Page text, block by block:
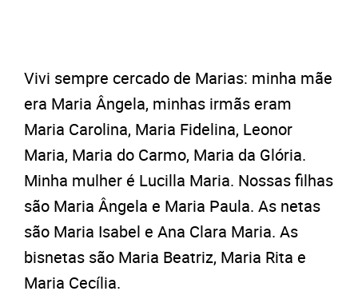
Vivi sempre cercado de Marias: minha mãe
era Maria Ângela, minhas irmãs eram
Maria Carolina, Maria Fidelina, Leonor
Maria, Maria do Carmo, Maria da Glória.
Minha mulher é Lucilla Maria. Nossas filhas
são Maria Ângela e Maria Paula. As netas
são Maria Isabel e Ana Clara Maria. As
bisnetas são Maria Beatriz, Maria Rita e
Maria Cecília.